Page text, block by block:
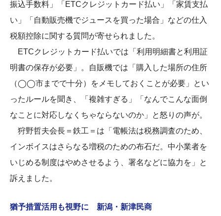
振込手数料」「ETCクレジットカード払い」「家賃支払
い」「自動販売機でジュースを買った場合」などの仕入
税額控除に関する質問が寄せられました。
ETCクレジットカード払いでは「利用明細書と利用証
明書の保存が必要」。自販機では「購入した場所の住所
（◯◯市までで十分）をメモしておくことが必要」とい
ったルールを聞き、「複雑すぎる」「なんでこんな面倒
なことに対応しなくちゃならないのか」と怒りの声が。
狩野哲夫会長＝鉄工＝は「電帳法は税務調査のため、
インボイスはさらなる増税のための布石だ。中小業者を
いじめる制度はやめさせるよう、署名などに協力を」と
訴えました。
猶予措置活用も視野に 新潟・新津民商